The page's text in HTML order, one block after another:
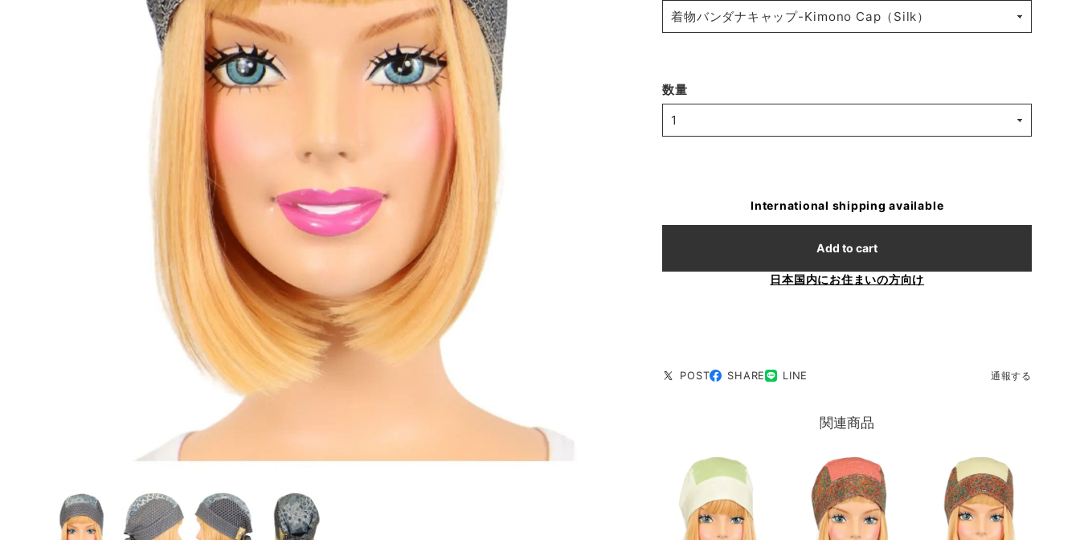
数量
International shipping available
Add to cart
日本国内にお住まいの方向け
POST SHARE LINE 通報する
関連商品